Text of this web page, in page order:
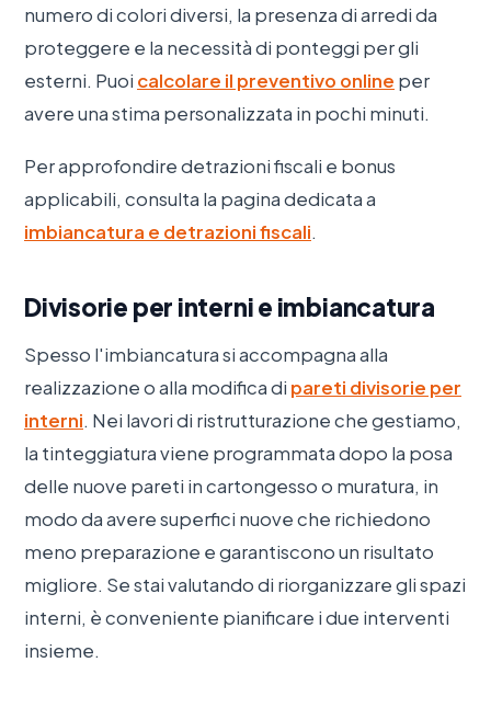
numero di colori diversi, la presenza di arredi da
proteggere e la necessità di ponteggi per gli
esterni. Puoi calcolare il preventivo online per
avere una stima personalizzata in pochi minuti.
Per approfondire detrazioni fiscali e bonus
applicabili, consulta la pagina dedicata a
imbiancatura e detrazioni fiscali.
Divisorie per interni e imbiancatura
Spesso l'imbiancatura si accompagna alla
realizzazione o alla modifica di pareti divisorie per
interni. Nei lavori di ristrutturazione che gestiamo,
la tinteggiatura viene programmata dopo la posa
delle nuove pareti in cartongesso o muratura, in
modo da avere superfici nuove che richiedono
meno preparazione e garantiscono un risultato
migliore. Se stai valutando di riorganizzare gli spazi
interni, è conveniente pianificare i due interventi
insieme.